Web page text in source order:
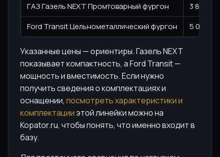
ГАЗ Газель NEXT Промтоварный фургон
3 800
Ford Transit Цельнометаллический фургон
5 000
Указанные цены — ориентиры. Газель NEXT
показывает компактность, а Ford Transit —
мощность и вместимость. Если нужно
получить сведения о комплектациях и
оснащении, посмотреть характеристики и
комплектацииэтой линейки можно на
Kopator.ru, чтобы понять, что именно входит в
базу.